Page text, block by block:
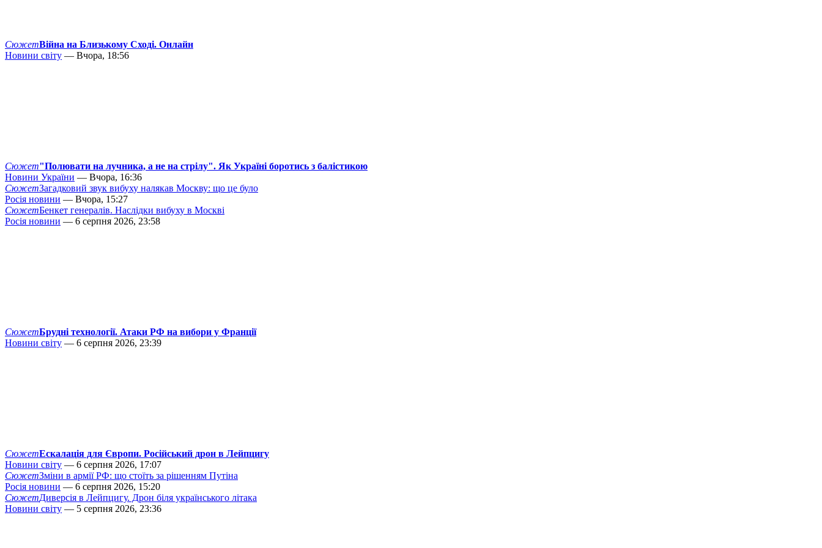
СюжетВійна на Близькому Сході. Онлайн
Новини світу — Вчора, 18:56
Сюжет"Полювати на лучника, а не на стрілу". Як Україні боротись з балістикою
Новини України — Вчора, 16:36
СюжетЗагадковий звук вибуху налякав Москву: що це було
Росія новини — Вчора, 15:27
СюжетБенкет генералів. Наслідки вибуху в Москві
Росія новини — 6 серпня 2026, 23:58
СюжетБрудні технології. Атаки РФ на вибори у Франції
Новини світу — 6 серпня 2026, 23:39
СюжетЕскалація для Європи. Російський дрон в Лейпцигу
Новини світу — 6 серпня 2026, 17:07
СюжетЗміни в армії РФ: що стоїть за рішенням Путіна
Росія новини — 6 серпня 2026, 15:20
СюжетДиверсія в Лейпцигу. Дрон біля українського літака
Новини світу — 5 серпня 2026, 23:36